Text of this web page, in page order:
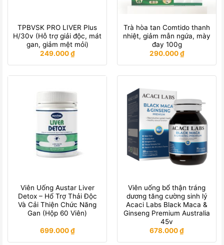
TPBVSK PRO LIVER Plus
H/30v (Hỗ trợ giải độc, mát
gan, giảm mệt mỏi)
249.000₫
Trà hòa tan Comtido thanh
nhiệt, giảm mẫn ngứa, mày
đay 100g
290.000₫
Viên Uống Austar Liver
Detox – Hổ Trợ Thải Độc
Và Cải Thiện Chức Năng
Gan (Hộp 60 Viên)
699.000₫
Viên uống bổ thận tráng
dương tăng cường sinh lý
Acaci Labs Black Maca &
Ginseng Premium Australia
45v
678.000₫